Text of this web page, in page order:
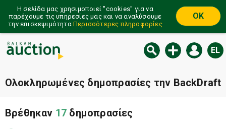
Η σελίδα μας χρησιμοποιεί ''cookies'' για να
παρέχουμε τις υπηρεσίες μας και να αναλύσουμε
την επισκεψιμότητα Περισσότερες πληροφορίες
OK
EL
Ολοκληρωμένες δημοπρασίες την BackDraft
Βρέθηκαν 17 δημοπρασίες